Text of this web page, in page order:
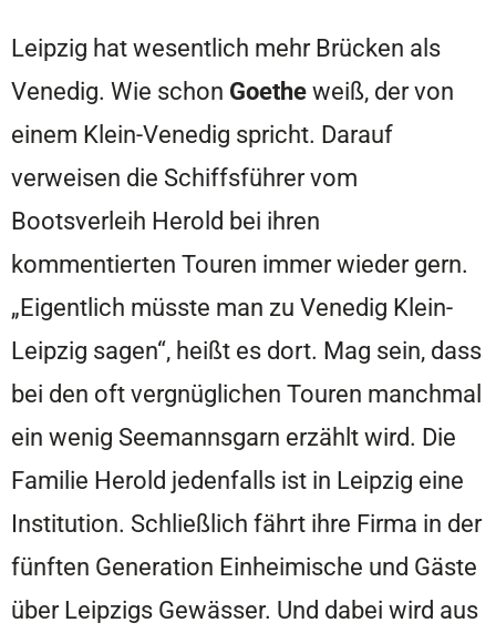
Leipzig hat wesentlich mehr Brücken als
Venedig. Wie schon Goetheweiß, der von
einem Klein-Venedig spricht. Darauf
verweisen die Schiffsführer vom
Bootsverleih Herold bei ihren
kommentierten Touren immer wieder gern.
„Eigentlich müsste man zu Venedig Klein-
Leipzig sagen“, heißt es dort. Mag sein, dass
bei den oft vergnüglichen Touren manchmal
ein wenig Seemannsgarn erzählt wird. Die
Familie Herold jedenfalls ist in Leipzig eine
Institution. Schließlich fährt ihre Firma in der
fünften Generation Einheimische und Gäste
über Leipzigs Gewässer. Und dabei wird aus